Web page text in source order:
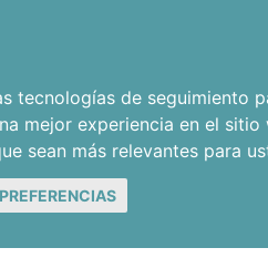
tecnologías de seguimiento
mejor experiencia en el sitio
sean más relevantes para